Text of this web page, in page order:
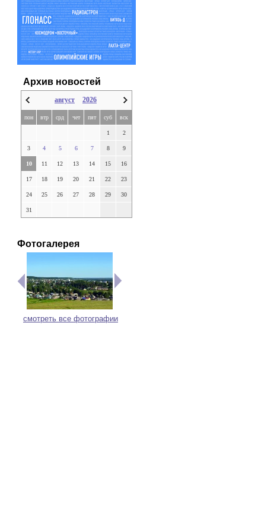
Архив новостей
август 2026
пон втр срд чет пят суб вск
1 2
3 4 5 6 7 8 9
10 11 12 13 14 15 16
17 18 19 20 21 22 23
24 25 26 27 28 29 30
31
Фотогалерея
смотреть все фотографии